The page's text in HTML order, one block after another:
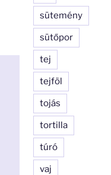
sütemény
sütőpor
tej
tejföl
tojás
tortilla
túró
vaj